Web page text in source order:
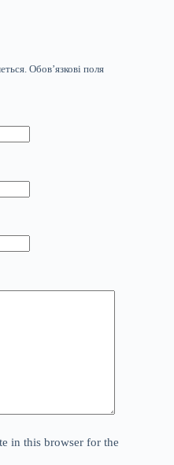
Обов’язкові поля
in this browser for the